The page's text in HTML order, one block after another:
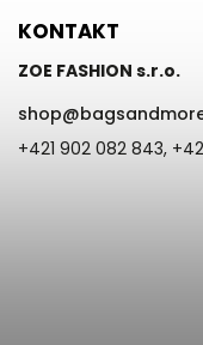
KONTAKT
ZOE FASHION s.r.o.
shop@
+421 902 082 843,